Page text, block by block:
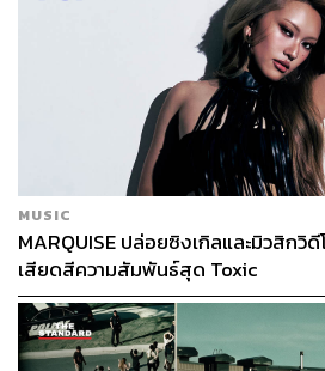
MUSIC
MARQUISE ปล่อยซิงเกิลและมิวสิกวิดี
เสียดสีความสัมพันธ์สุด Toxic